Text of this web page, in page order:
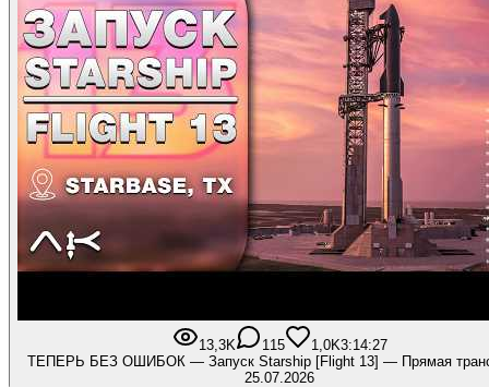
13,3K 115 1,0K3:14:27
ТЕПЕРЬ БЕЗ ОШИБОК — Запуск Starship [Flight 13] — Прямая
25.07.2026